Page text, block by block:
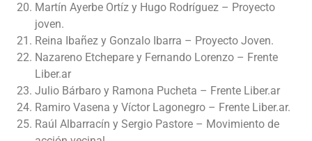
Martín Ayerbe Ortíz y Hugo Rodríguez – Proyecto
joven.
Reina Ibañez y Gonzalo Ibarra – Proyecto Joven.
Nazareno Etchepare y Fernando Lorenzo – Frente
Liber.ar
Julio Bárbaro y Ramona Pucheta – Frente Liber.ar
Ramiro Vasena y Víctor Lagonegro – Frente Liber.ar.
Raúl Albarracín y Sergio Pastore – Movimiento de